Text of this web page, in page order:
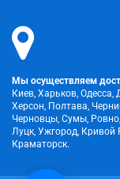
Мы осуществляем
Киев, Харьков,
Херсон, Полтава,
Черновцы, Сумы,
Луцк, Ужгород, Кривой
Краматорск.